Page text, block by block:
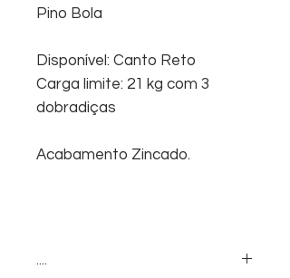
Pino Bola
Disponível: Canto Reto
Carga limite: 21 kg com 3
dobradiças
Acabamento Zincado.
....